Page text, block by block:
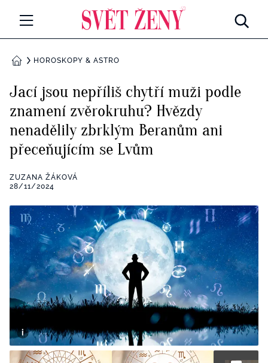
Všechny kategorie
Rozhovory
RETROHUBKY
PSYCHOLOGIE
Seberozvoj
ZDRAVÍ
Životní styl
ZÁBAVA
Všechny kategorie
Testy a kvízy
BYDLENÍ
Všechny kategorie
Tvoření
Rady a tipy
BurdaMedia
Extra
SVĚT ŽENY - 599 KČ
ROČNÍ PŘEDPLATNÉ SVĚT ŽENY +
SADA PRODUKTŮ MANA (10 ks)
DOMŮHOROSKOPY & ASTRO
Jací jsou nepříliš chytří muži podle
znamení zvěrokruhu? Hvězdy
nenadělily zbrklým Beranům ani
přeceňujícím se Lvům
ZUZANA ŽÁKOVÁ
28/11/2024